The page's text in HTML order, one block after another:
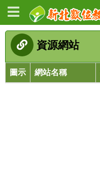
資源網站
圖示 網站名稱